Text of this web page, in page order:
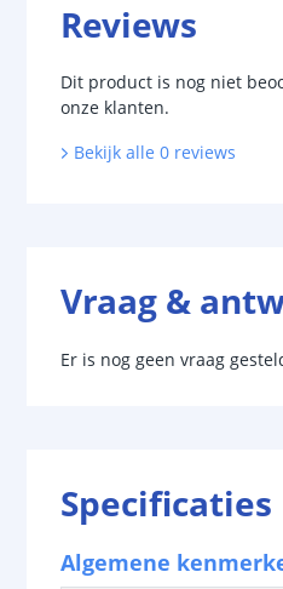
Reviews
Dit product is nog niet
onze klanten.
Bekijk alle 0 reviews
Vraag &
Er is nog geen vraag
Specificaties
Algemene